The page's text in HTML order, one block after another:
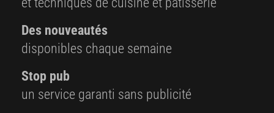
Des nouveautés
disponibles chaque semaine
Stop pub
un service garanti sans publicité